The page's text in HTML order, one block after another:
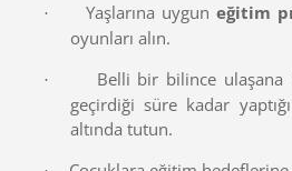
· Yaşlarına uygun eğitim
oyunları alın.
·
Belli bir bilince ulaşana
geçirdiği süre kadar
altında tutun.